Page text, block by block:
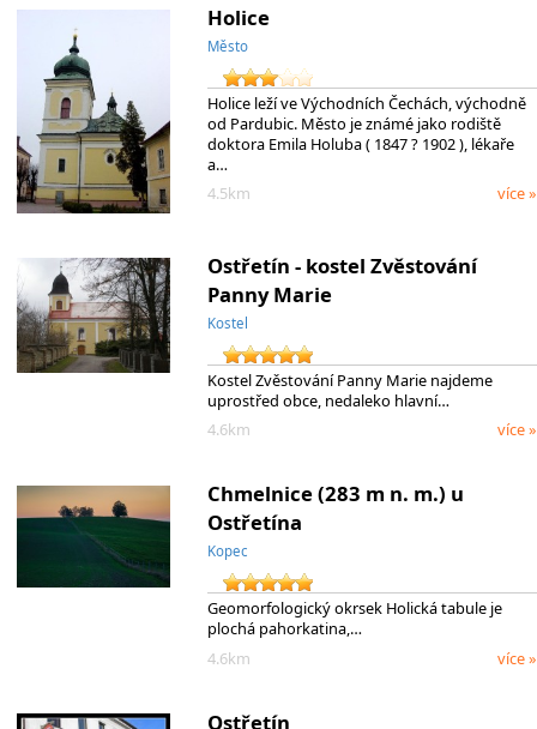
Holice
Město
Holice leží ve Východních Čechách, východně
od Pardubic. Město je známé jako rodiště
doktora Emila Holuba ( 1847 ? 1902 ), lékaře
a…
4.5km
více »
Ostřetín - kostel Zvěstování
Panny Marie
Kostel
Kostel Zvěstování Panny Marie najdeme
uprostřed obce, nedaleko hlavní…
4.6km
více »
Chmelnice (283 m n. m.) u
Ostřetína
Kopec
Geomorfologický okrsek Holická tabule je
plochá pahorkatina,…
4.6km
více »
Ostřetín